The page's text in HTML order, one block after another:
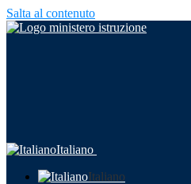
Salta al contenuto
Italiano
Italiano